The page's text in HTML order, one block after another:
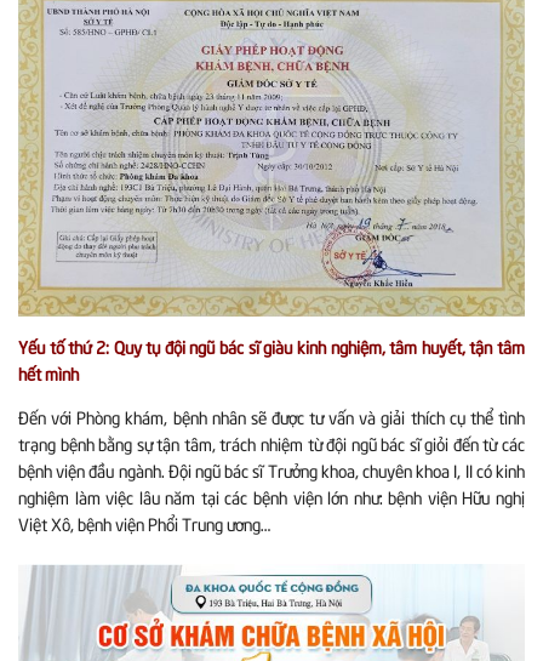
Yếu tố thứ 2: Quy tụ đội ngũ bác sĩ giàu kinh nghiệm, tâm huyết, tận tâm
hết mình
Đến với Phòng khám, bệnh nhân sẽ được tư vấn và giải thích cụ thể tình
trạng bệnh bằng sự tận tâm, trách nhiệm từ đội ngũ bác sĩ giỏi đến từ các
bệnh viện đầu ngành. Đội ngũ bác sĩ Trưởng khoa, chuyên khoa I, II có kinh
nghiệm làm việc lâu năm tại các bệnh viện lớn như: bệnh viện Hữu nghị
Việt Xô, bệnh viện Phổi Trung ương…